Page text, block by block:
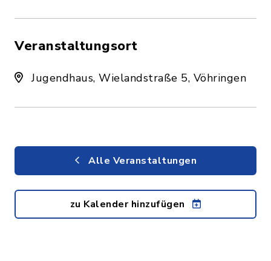
Veranstaltungsort
Jugendhaus, Wielandstraße 5, Vöhringen
Alle Veranstaltungen
zu Kalender hinzufügen